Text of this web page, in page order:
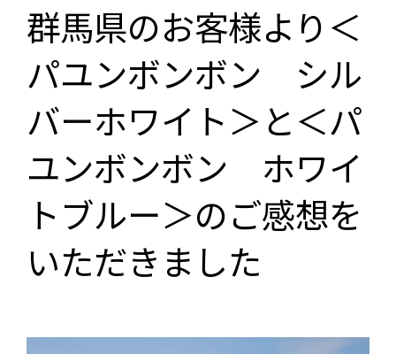
群馬県のお客様より＜
パユンボンボン シル
バーホワイト＞と＜パ
ユンボンボン ホワイ
トブルー＞のご感想を
いただきました